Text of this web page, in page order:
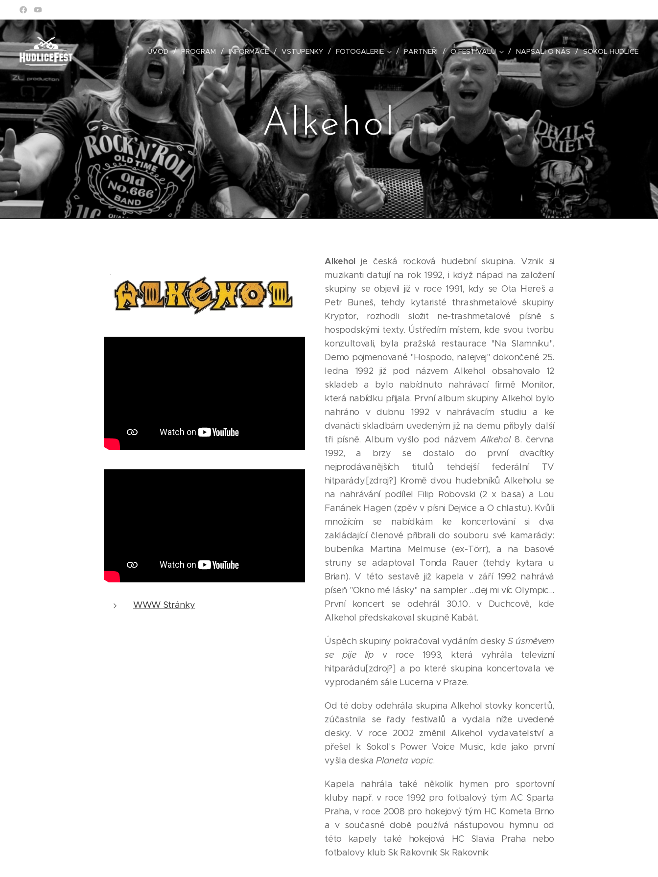
ÚVOD PROGRAM INFORMACE VSTUPENKY FOTOGALERIE PARTNEŘI O FESTIVALU NAPSALI O NÁS SOKOL HUDLICE
Alkehol
WWW Stránky
Alkeholje česká rocková hudební skupina. Vznik si
muzikanti datují na rok 1992, i když nápad na založení
skupiny se objevil již v roce 1991, kdy se Ota Hereš a
Petr Buneš, tehdy kytaristé thrashmetalové skupiny
Kryptor, rozhodli složit ne-trashmetalové písně s
hospodskými texty. Ústředím místem, kde svou tvorbu
konzultovali, byla pražská restaurace "Na Slamníku".
Demo pojmenované "Hospodo, nalejvej" dokončené 25.
ledna 1992 již pod názvem Alkehol obsahovalo 12
skladeb a bylo nabídnuto nahrávací firmě Monitor,
která nabídku přijala. První album skupiny Alkehol bylo
nahráno v dubnu 1992 v nahrávacím studiu a ke
dvanácti skladbám uvedeným již na demu přibyly další
tři písně. Album vyšlo pod názvem Alkehol8. června
1992, a brzy se dostalo do první dvacítky
nejprodávanějších titulů tehdejší federální TV
hitparády.[zdroj?] Kromě dvou hudebníků Alkeholu se
na nahrávání podílel Filip Robovski (2 x basa) a Lou
Fanánek Hagen (zpěv v písni Dejvice a O chlastu). Kvůli
množícím se nabídkám ke koncertování si dva
zakládající členové přibrali do souboru své kamarády:
bubeníka Martina Melmuse (ex-Törr), a na basové
struny se adaptoval Tonda Rauer (tehdy kytara u
Brian). V této sestavě již kapela v září 1992 nahrává
píseň "Okno mé lásky" na sampler ...dej mi víc Olympic...
První koncert se odehrál 30.10. v Duchcově, kde
Alkehol předskakoval skupině Kabát.
Úspěch skupiny pokračoval vydáním deskyS úsměvem
se pije líp v roce 1993, která vyhrála televizní
hitparádu[zdroj?] a po které skupina koncertovala ve
vyprodaném sále Lucerna v Praze.
Od té doby odehrála skupina Alkehol stovky koncertů,
zúčastnila se řady festivalů a vydala níže uvedené
desky. V roce 2002 změnil Alkehol vydavatelství a
přešel k Sokol's Power Voice Music, kde jako první
vyšla deskaPlaneta vopic.
Kapela nahrála také několik hymen pro sportovní
kluby např. v roce 1992 pro fotbalový tým AC Sparta
Praha, v roce 2008 pro hokejový tým HC Kometa Brno
a v současné době používá nástupovou hymnu od
této kapely také hokejová HC Slavia Praha nebo
fotbalovy klub Sk Rakovnik Sk Rakovnik